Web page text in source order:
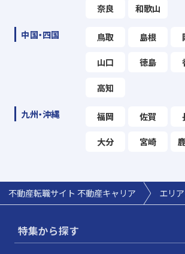
奈良 和歌山
中国・四国 鳥取 島根
山口 徳島
高知
九州・沖縄 福岡 佐賀
大分 宮崎
不動産転職サイト 不動産キャリア エリ
特集から探す